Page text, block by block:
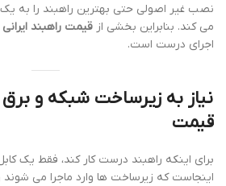
نصب غیر اصولی حتی بهترین راهبند را به
می کند. بنابراین بخشی از قیمت راهبند ایرانی
اجرای درست است.
نیاز به زیرساخت شبکه و برق
قیمت
برای اینکه راهبند درست کار کند، فقط یک
اینجاست که زیرساخت ها وارد ماجرا می